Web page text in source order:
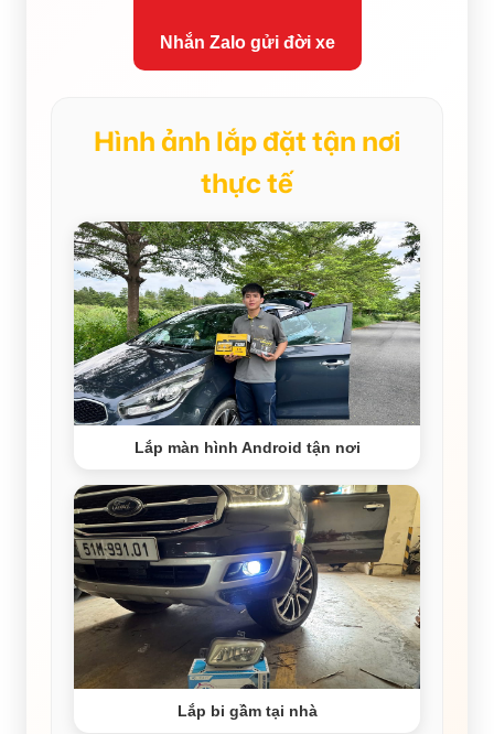
Nhắn Zalo gửi đời xe
Hình ảnh lắp đặt tận nơi
thực tế
Lắp màn hình Android tận nơi
Lắp bi gầm tại nhà